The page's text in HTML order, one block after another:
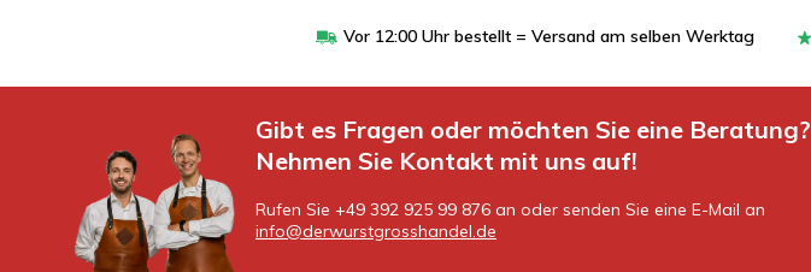
Vor 12:00 Uhr bestellt = Versand am selben Werktag
Gibt es Fragen oder möchten Sie eine Beratung?
Nehmen Sie Kontakt mit uns auf!
Rufen Sie +49 392 925 99 876 an oder senden Sie eine E-Mail an
info@derwurstgrosshandel.de